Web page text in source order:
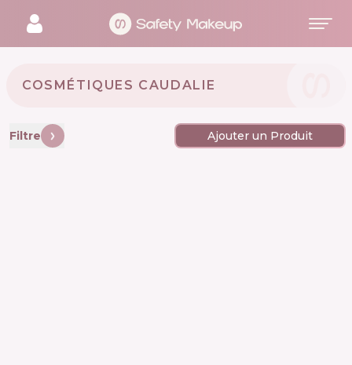
COSMÉTIQUES CAUDALIE 🇫🇷
Filtre Ajouter un Produit